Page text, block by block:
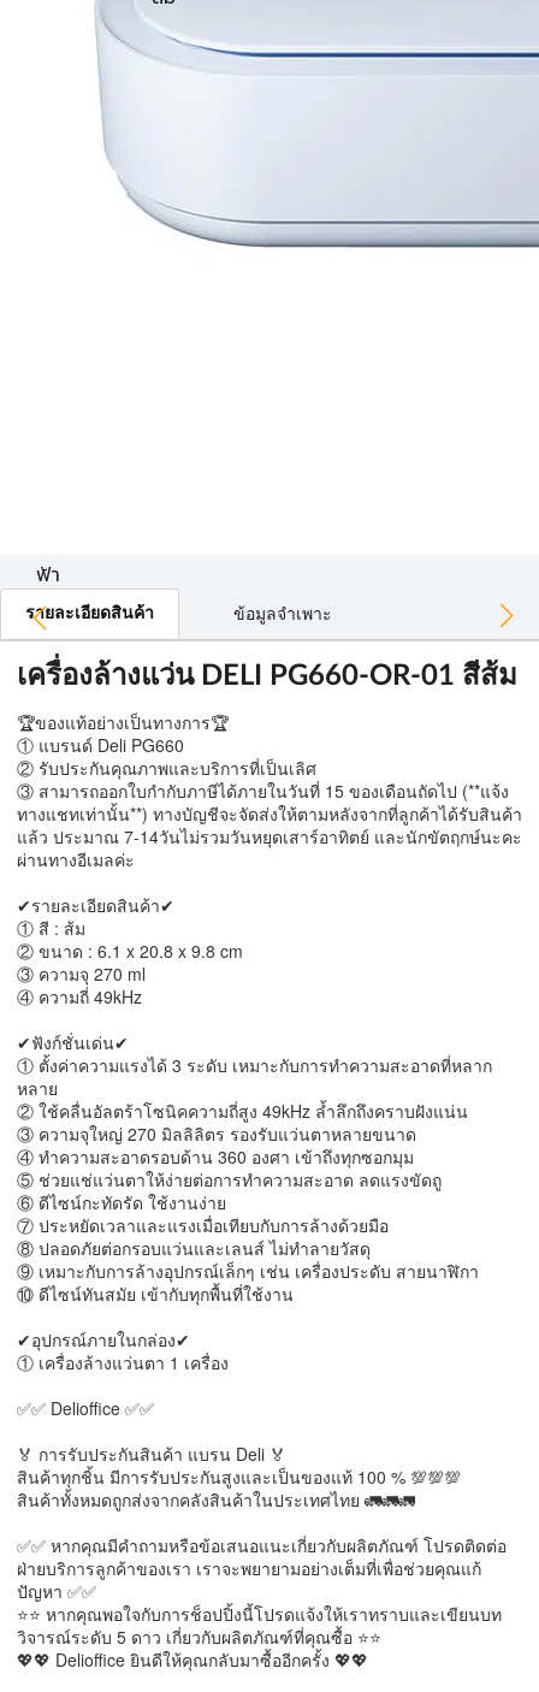
ฟ้า
รายละเอียดสินค้า ข้อมูลจำเพาะ
เครื่องล้างแว่น DELI PG660-OR-01 สีส้ม
🏆ของแท้อย่างเป็นทางการ🏆
① แบรนด์ Deli PG660
② รับประกันคุณภาพและบริการที่เป็นเลิศ
③ สามารถออกใบกำกับภาษีได้ภายในวันที่ 15 ของเดือนถัดไป (**แจ้ง
ทางแชทเท่านั้น**) ทางบัญชีจะจัดส่งให้ตามหลังจากที่ลูกค้าได้รับสินค้า
แล้ว ประมาณ 7-14วันไม่รวมวันหยุดเสาร์อาทิตย์ และนักขัตฤกษ์นะคะ
ผ่านทางอีเมลค่ะ
✔รายละเอียดสินค้า✔
① สี : ส้ม
② ขนาด : 6.1 x 20.8 x 9.8 cm
③ ความจุ 270 ml
④ ความถี่ 49kHz
✔ฟังก์ชั่นเด่น✔
① ตั้งค่าความแรงได้ 3 ระดับ เหมาะกับการทำความสะอาดที่หลาก
หลาย
② ใช้คลื่นอัลตร้าโซนิคความถี่สูง 49kHz ล้ำลึกถึงคราบฝังแน่น
③ ความจุใหญ่ 270 มิลลิลิตร รองรับแว่นตาหลายขนาด
④ ทำความสะอาดรอบด้าน 360 องศา เข้าถึงทุกซอกมุม
⑤ ช่วยแช่แว่นตาให้ง่ายต่อการทำความสะอาด ลดแรงขัดถู
⑥ ดีไซน์กะทัดรัด ใช้งานง่าย
⑦ ประหยัดเวลาและแรงเมื่อเทียบกับการล้างด้วยมือ
⑧ ปลอดภัยต่อกรอบแว่นและเลนส์ ไม่ทำลายวัสดุ
⑨ เหมาะกับการล้างอุปกรณ์เล็กๆ เช่น เครื่องประดับ สายนาฬิกา
⑩ ดีไซน์ทันสมัย เข้ากับทุกพื้นที่ใช้งาน
✔อุปกรณ์ภายในกล่อง✔
① เครื่องล้างแว่นตา 1 เครื่อง
✅✅ Delioffice ✅✅
🏅 การรับประกันสินค้า แบรน Deli 🏅
สินค้าทุกชิ้น มีการรับประกันสูงและเป็นของแท้ 100 % 💯💯💯
สินค้าทั้งหมดถูกส่งจากคลังสินค้าในประเทศไทย 🚛🚛🚛
✅✅ หากคุณมีคำถามหรือข้อเสนอแนะเกี่ยวกับผลิตภัณฑ์ โปรดติดต่อ
ฝ่ายบริการลูกค้าของเรา เราจะพยายามอย่างเต็มที่เพื่อช่วยคุณแก้
ปัญหา ✅✅
⭐⭐ หากคุณพอใจกับการช็อปปิ้งนี้โปรดแจ้งให้เราทราบและเขียนบท
วิจารณ์ระดับ 5 ดาว เกี่ยวกับผลิตภัณฑ์ที่คุณซื้อ ⭐⭐
💖💖 Delioffice ยินดีให้คุณกลับมาซื้ออีกครั้ง 💖💖